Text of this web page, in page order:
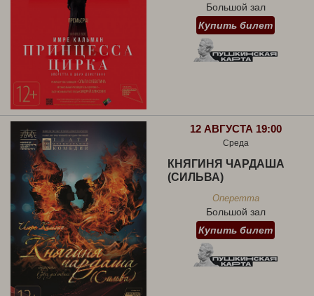
Большой зал
Купить билет
12 АВГУСТА 19:00
Среда
КНЯГИНЯ ЧАРДАША
(СИЛЬВА)
Оперетта
Большой зал
Купить билет